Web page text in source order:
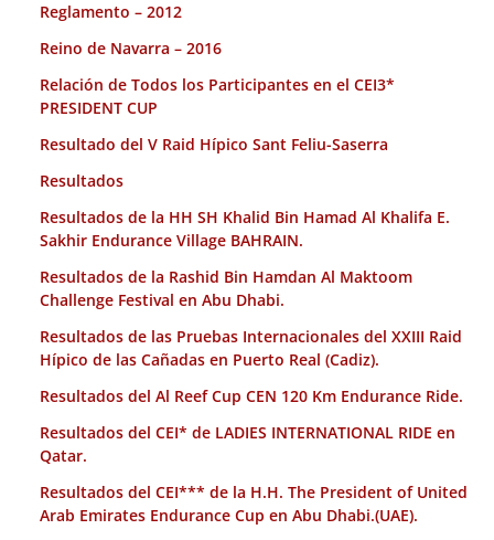
Reglamento – 2012
Reino de Navarra – 2016
Relación de Todos los Participantes en el CEI3*
PRESIDENT CUP
Resultado del V Raid Hípico Sant Feliu-Saserra
Resultados
Resultados de la HH SH Khalid Bin Hamad Al Khalifa E.
Sakhir Endurance Village BAHRAIN.
Resultados de la Rashid Bin Hamdan Al Maktoom
Challenge Festival en Abu Dhabi.
Resultados de las Pruebas Internacionales del XXIII Raid
Hípico de las Cañadas en Puerto Real (Cadiz).
Resultados del Al Reef Cup CEN 120 Km Endurance Ride.
Resultados del CEI* de LADIES INTERNATIONAL RIDE en
Qatar.
Resultados del CEI*** de la H.H. The President of United
Arab Emirates Endurance Cup en Abu Dhabi.(UAE).